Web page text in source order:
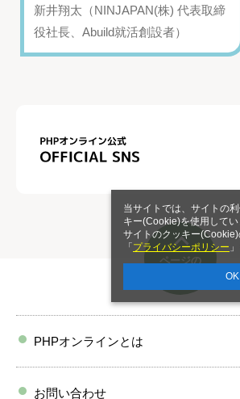
当サイトでは、サイトの
キー(Cookie)を使用してい
サイトのクッキー(Cookie)
「 プライバシーポリシー
OK
新井翔太（NINJAPAN(株) 代表取締
役社長、Abuild就活創設者）
ページの
PHPオンラインとは
お問い合わせ